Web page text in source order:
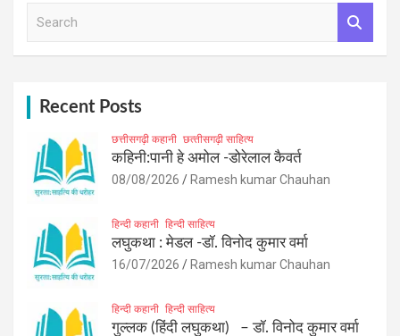
Recent Posts
छत्तीसगढ़ी कहानी छत्‍तीसगढ़ी साहित्‍य
कहिनी:पानी हे अमोल -डोरेलाल कैवर्त
08/08/2026 Ramesh kumar Chauhan
हिन्दी कहानी हिन्दी साहित्य
लघुकथा : मेडल -डॉ. विनोद कुमार वर्मा
16/07/2026 Ramesh kumar Chauhan
हिन्दी कहानी हिन्दी साहित्य
गुल्लक (हिंदी लघुकथा) – डॉ. विनोद कुमार वर्मा